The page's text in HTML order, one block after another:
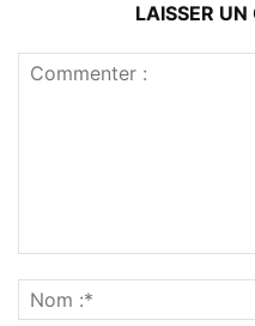
LAISSER